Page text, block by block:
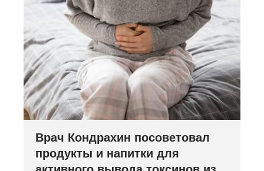
Врач Кондрахин посоветовал
продукты и напитки для